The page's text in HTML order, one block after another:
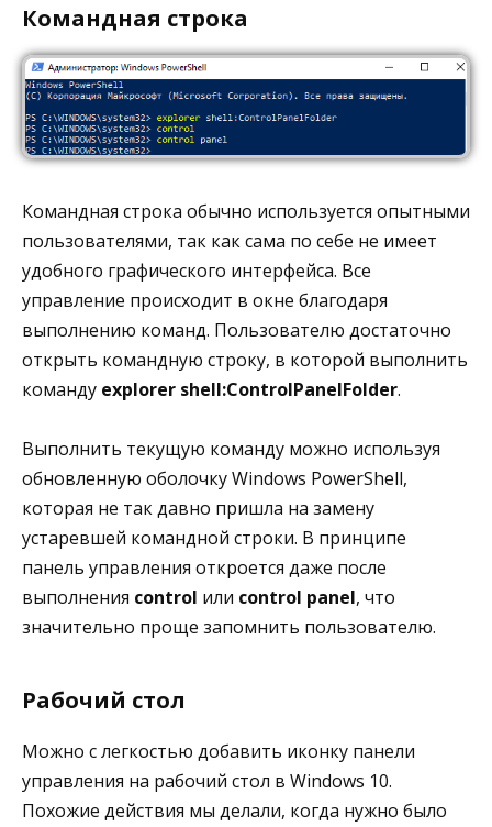
Командная строка
Командная строка обычно используется опытными
пользователями, так как сама по себе не имеет
удобного графического интерфейса. Все
управление происходит в окне благодаря
выполнению команд. Пользователю достаточно
открыть командную строку, в которой выполнить
команду explorer shell:ControlPanelFolder.
Выполнить текущую команду можно используя
обновленную оболочку Windows PowerShell,
которая не так давно пришла на замену
устаревшей командной строки. В принципе
панель управления откроется даже после
выполнения control или control panel, что
значительно проще запомнить пользователю.
Рабочий стол
Можно с легкостью добавить иконку панели
управления на рабочий стол в Windows 10.
Похожие действия мы делали, когда нужно было